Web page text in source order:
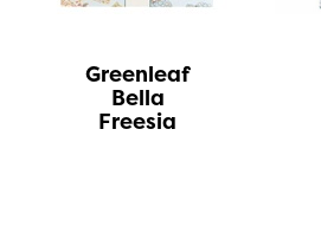
Greenleaf
Bella
Freesia